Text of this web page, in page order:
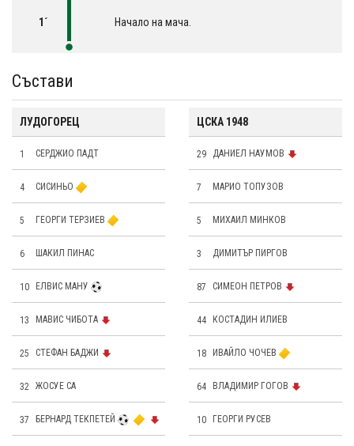
1´ Начало на мача.
Състави
ЛУДОГОРЕЦ
1 СЕРДЖИО ПАДТ
4 СИСИНЬО
5 ГЕОРГИ ТЕРЗИЕВ
6 ШАКИЛ ПИНАС
10 ЕЛВИС МАНУ
13 МАВИС ЧИБОТА
25 СТЕФАН БАДЖИ
32 ЖОСУЕ СА
37 БЕРНАРД ТЕКПЕТЕЙ
ЦСКА 1948
29 ДАНИЕЛ НАУМОВ
7 МАРИО ТОПУЗОВ
5 МИХАИЛ МИНКОВ
3 ДИМИТЪР ПИРГОВ
87 СИМЕОН ПЕТРОВ
44 КОСТАДИН ИЛИЕВ
18 ИВАЙЛО ЧОЧЕВ
64 ВЛАДИМИР ГОГОВ
10 ГЕОРГИ РУСЕВ